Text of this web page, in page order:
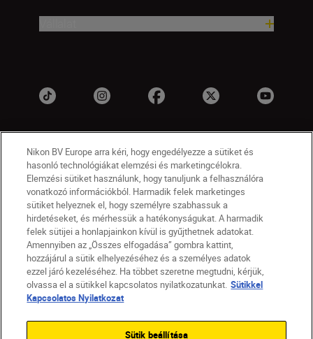
HU Nikon Sites
Lépjen kapcsolatba velünk
Adatvédelmi nyilatkozat
Jogi nyilatkozat
Nikon Store szerződési feltételek
Sütikkel kapcsolatos nyilatkozat
Akadálymentesség
Sütikre vonatkozó beállítások
© 2026 Nikon
Nikon BV Europe arra kéri, hogy engedélyezze a sütiket és
hasonló technológiákat elemzési és marketingcélokra.
Elemzési sütiket használunk, hogy tanuljunk a felhasználóra
vonatkozó információkból. Harmadik felek marketinges
sütiket helyeznek el, hogy személyre szabhassuk a
hirdetéseket, és mérhessük a hatékonyságukat. A harmadik
felek sütijei a honlapjainkon kívül is gyűjthetnek adatokat.
Amennyiben az „Összes elfogadása” gombra kattint,
hozzájárul a sütik elhelyezéséhez és a személyes adatok
ezzel járó kezeléséhez. Ha többet szeretne megtudni, kérjük,
olvassa el a sütikkel kapcsolatos nyilatkozatunkat. Sütikkel
Kapcsolatos Nyilatkozat
Sütik beállítása